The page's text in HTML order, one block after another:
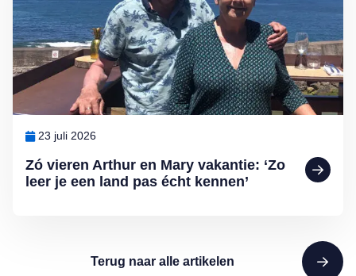
Zó vieren Arthur en Mary vakantie: ‘Zo
leer je een land pas écht kennen’
23 juli 2026
Terug naar alle artikelen